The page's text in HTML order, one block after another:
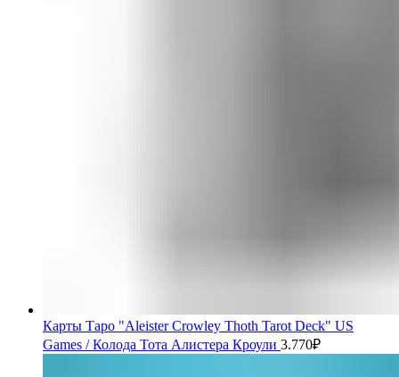
Карты Таро "Aleister Crowley Thoth Tarot Deck" US
Games / Колода Тота Алистера Кроули 3.770₽